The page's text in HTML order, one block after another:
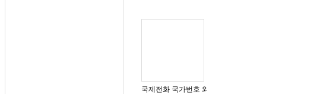
국제전화 국가번호 와 지역번호